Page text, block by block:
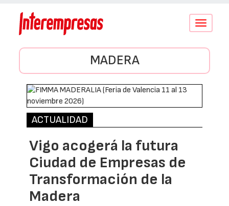
Conmutar
MADERA
ACTUALIDAD
Vigo acogerá la futura
Ciudad de Empresas de
Transformación de la
Madera